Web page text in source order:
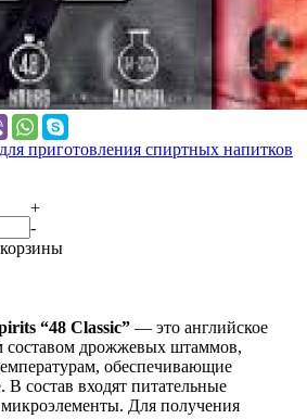
приготовления спиртных напитков
+
-
“48 Classic” — это английское
составом дрожжевых штаммов,
обеспечивающие
состав входят питательные
Для получения